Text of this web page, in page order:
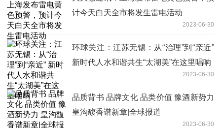
计今天白天全市将发生雷电活动
2023-06-30
环球关注：江苏无锡：从“治理”到“亲近”
新时代人水和谐共生“太湖美”在这里唱响
2023-06-30
品质背书 品牌文化 品类价值 豫酒新势力
皇沟馥香谱新章|全球报道
2023-06-30